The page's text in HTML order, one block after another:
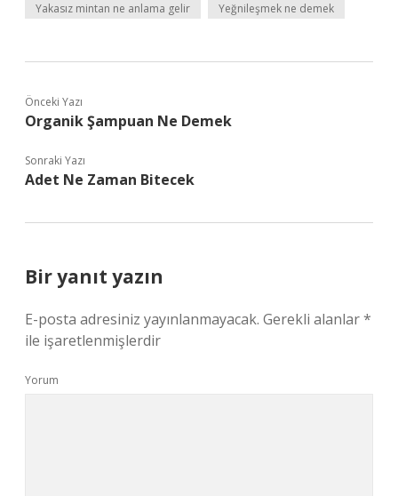
Yakasız mintan ne anlama gelir Yeğnileşmek ne demek
Önceki Yazı
Organik Şampuan Ne Demek
Sonraki Yazı
Adet Ne Zaman Bitecek
Bir yanıt yazın
E-posta adresiniz yayınlanmayacak. Gerekli alanlar*
ile işaretlenmişlerdir
Yorum